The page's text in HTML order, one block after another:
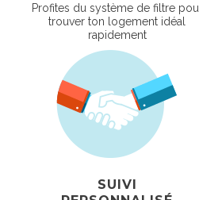
Profites du système de filtre
trouver ton logement idéal
rapidement
SUIVI